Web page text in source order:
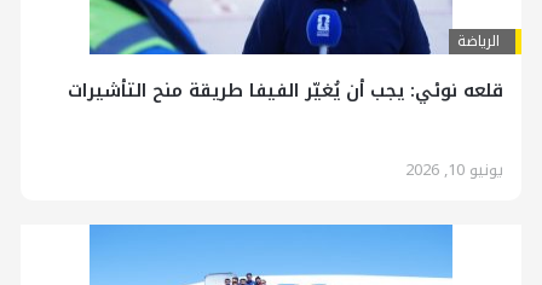
الرياضة
قلعه نوئي: يجب أن يُغيّر الفيفا طريقة منح التأشيرات
يونيو 10, 2026